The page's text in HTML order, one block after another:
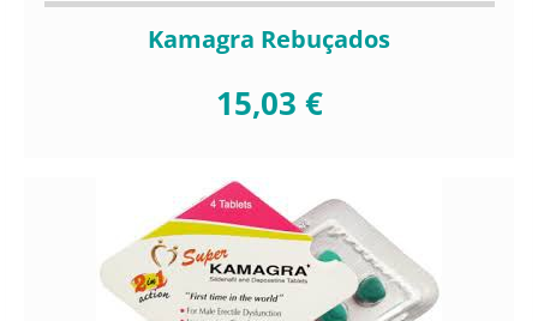
Kamagra Rebuçados
15,03 €